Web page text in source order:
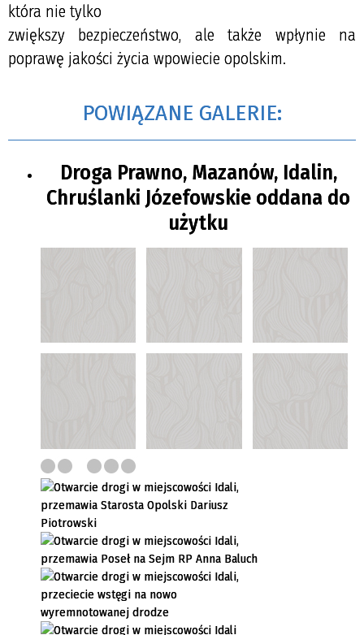
która nie tylko
zwiększy bezpieczeństwo, ale także wpłynie na
poprawę jakości życia wpowiecie opolskim.
POWIĄZANE GALERIE:
Droga Prawno, Mazanów, Idalin,
Chruślanki Józefowskie oddana do
użytku